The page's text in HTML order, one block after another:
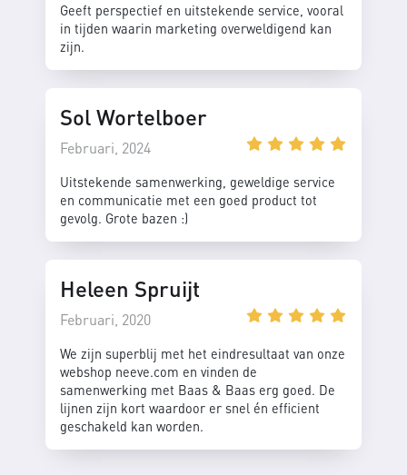
Geeft perspectief en uitstekende service, vooral
in tijden waarin marketing overweldigend kan
zijn.
Sol Wortelboer
Februari, 2024
Uitstekende samenwerking, geweldige service
en communicatie met een goed product tot
gevolg. Grote bazen :)
Heleen Spruijt
Februari, 2020
We zijn superblij met het eindresultaat van onze
webshop neeve.com en vinden de
samenwerking met Baas & Baas erg goed. De
lijnen zijn kort waardoor er snel én efficient
geschakeld kan worden.